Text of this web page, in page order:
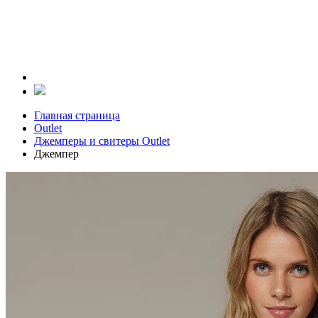
Главная страница
Outlet
Джемперы и свитеры Outlet
Джемпер